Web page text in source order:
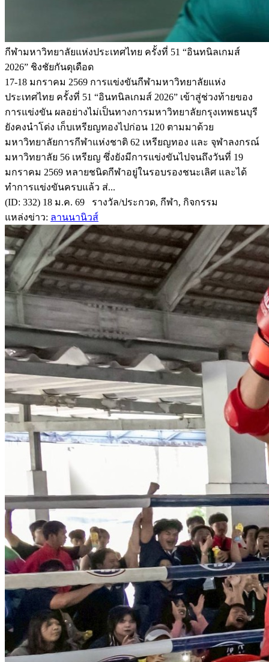
กีฬามหาวิทยาลัยแห่งประเทศไทย ครั้งที่ 51 “อินทนิลเกมส์
2026” ชิงชัยกันดุเดือด
17-18 มกราคม 2569 การแข่งขันกีฬามหาวิทยาลัยแห่ง
ประเทศไทย ครั้งที่ 51 “อินทนิลเกมส์ 2026” เข้าสู่ช่วงท้ายของ
การแข่งขัน ผลอย่างไม่เป็นทางการมหาวิทยาลัยกรุงเทพธนบุรี
ยังคงนำโด่ง เก็บเหรียญทองไปก่อน 120 ตามมาด้วย
มหาวิทยาลัยการกีฬาแห่งชาติ 62 เหรียญทอง และ จุฬาลงกรณ์
มหาวิทยาลัย 56 เหรียญ ซึ่งยังมีการแข่งขันไปจนถึงวันที่ 19
มกราคม 2569 หลายชนิดกีฬาอยู่ในรอบรองชนะเลิศ และได้
ทำการแข่งขันครบแล้ว ส่...
(ID: 332) 18 ม.ค. 69 รางวัล/ประกวด, กีฬา, กิจกรรม
แหล่งข่าว: ลานนานิวส์